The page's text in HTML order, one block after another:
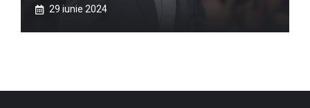
29 iunie 2024